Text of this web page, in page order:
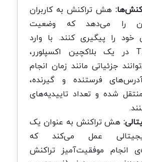
هش تراکنش به کاربران
را می‌دهد که وضعیت
خود را پیگیری کنند. با وارد
کردن TXID در یک بلاکچین اکسپلورر،
جزئیاتی مانند زمان انجام
فرستنده و گیرنده،
شده و تعداد تاییدیه‌های
هش تراکنش به عنوان یک
عمل می‌کند که
انجام موفقیت‌آمیز تراکنش